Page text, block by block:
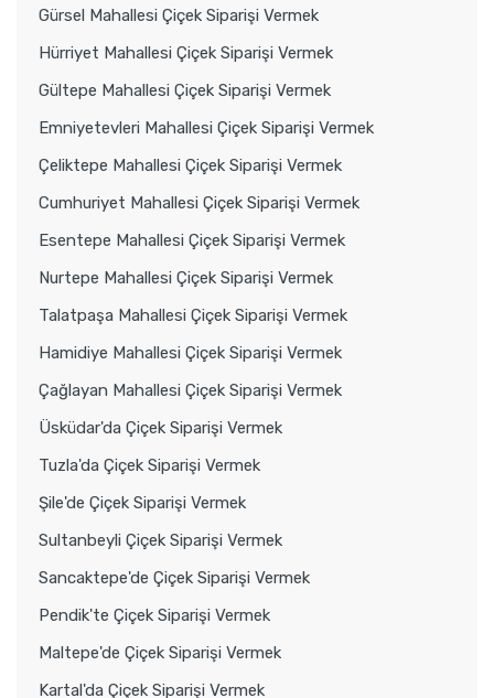
Gürsel Mahallesi Çiçek Siparişi Vermek
Hürriyet Mahallesi Çiçek Siparişi Vermek
Gültepe Mahallesi Çiçek Siparişi Vermek
Emniyetevleri Mahallesi Çiçek Siparişi Vermek
Çeliktepe Mahallesi Çiçek Siparişi Vermek
Cumhuriyet Mahallesi Çiçek Siparişi Vermek
Esentepe Mahallesi Çiçek Siparişi Vermek
Nurtepe Mahallesi Çiçek Siparişi Vermek
Talatpaşa Mahallesi Çiçek Siparişi Vermek
Hamidiye Mahallesi Çiçek Siparişi Vermek
Çağlayan Mahallesi Çiçek Siparişi Vermek
Üsküdar'da Çiçek Siparişi Vermek
Tuzla'da Çiçek Siparişi Vermek
Şile'de Çiçek Siparişi Vermek
Sultanbeyli Çiçek Siparişi Vermek
Sancaktepe'de Çiçek Siparişi Vermek
Pendik'te Çiçek Siparişi Vermek
Maltepe'de Çiçek Siparişi Vermek
Kartal'da Çiçek Siparişi Vermek